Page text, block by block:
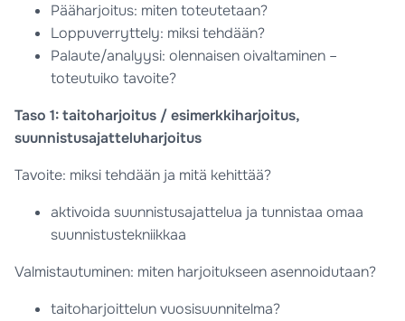
Pääharjoitus: miten toteutetaan?
Loppuverryttely: miksi tehdään?
Palaute/analyysi: olennaisen oivaltaminen –
toteutuiko tavoite?
Taso 1: taitoharjoitus / esimerkkiharjoitus,
suunnistusajatteluharjoitus
Tavoite: miksi tehdään ja mitä kehittää?
aktivoida suunnistusajattelua ja tunnistaa omaa
suunnistustekniikkaa
Valmistautuminen: miten harjoitukseen asennoidutaan?
taitoharjoittelun vuosisuunnitelma?